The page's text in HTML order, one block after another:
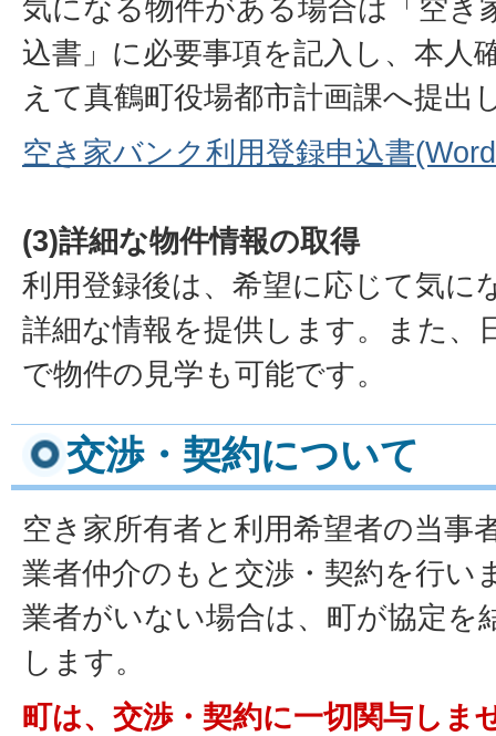
気になる物件がある場合は「空き
込書」に必要事項を記入し、本人
えて真鶴町役場都市計画課へ提出
空き家バンク利用登録申込書
(3)詳細な物件情報の取得
利用登録後は、希望に応じて気に
詳細な情報を提供します。また、
で物件の見学も可能です。
交渉・契約について
空き家所有者と利用希望者の当事
業者仲介のもと交渉・契約を行い
業者がいない場合は、町が協定を
します。
町は、交渉・契約に一切関与しま